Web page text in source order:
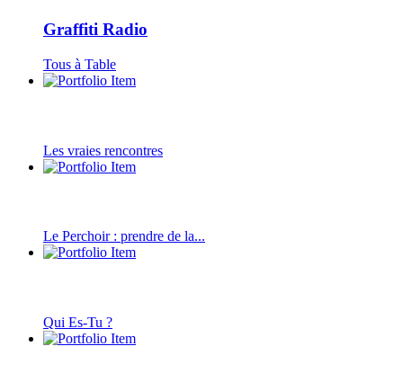
Graffiti Radio
Tous à Table
Les vraies rencontres
Le Perchoir : prendre de la...
Qui Es-Tu ?